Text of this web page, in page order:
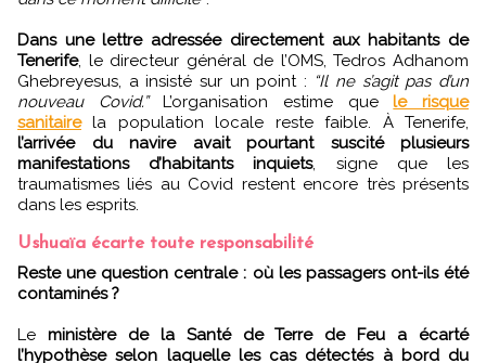
Dans une lettre adressée directement aux habitants de
Tenerife, le directeur général de l’OMS, Tedros Adhanom
Ghebreyesus, a insisté sur un point : “Il ne s’agit pas d’un
nouveau Covid.”L’organisation estime quele risque
sanitairela population locale reste faible. À Tenerife,
l’arrivée du navire avait pourtant suscité plusieurs
manifestations d’habitants inquiets, signe que les
traumatismes liés au Covid restent encore très présents
dans les esprits.
Ushuaïa écarte toute responsabilité
Reste une question centrale : où les passagers ont-ils été
contaminés ?
Le ministère de la Santé de Terre de Feu a écarté
l’hypothèse selon laquelle les cas détectés à bord du